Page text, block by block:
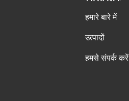
हमारे बारे में
उत्पादों
हमसे संपर्क करें